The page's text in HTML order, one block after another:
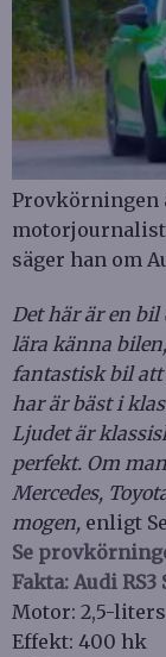
Provkörningen
säger han om
Det här är en
lära känna
fantastisk bil att
har är bäst i
Ljudet är
perfekt. Om
Mercedes,
mogen, enligt
Se
Fakta: Audi RS3
Motor: 2,5-
Effekt: 400 hk